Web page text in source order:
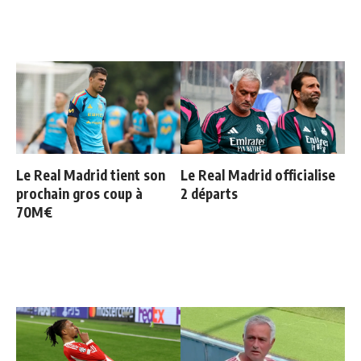
Le Real Madrid tient son
prochain gros coup à
70M€
Le Real Madrid officialise
2 départs